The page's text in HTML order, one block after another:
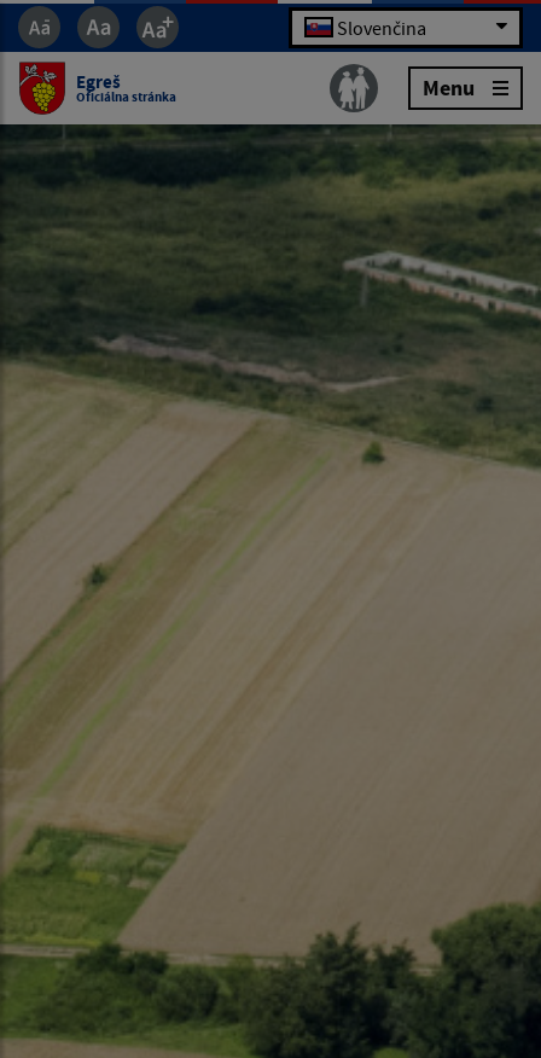
Slovenčina
Egreš
Oficiálna stránka Menu